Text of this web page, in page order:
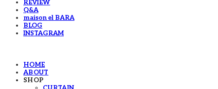
REVIEW
Q&A
maison el BARA
BLOG
INSTAGRAM
HOME
ABOUT
SHOP